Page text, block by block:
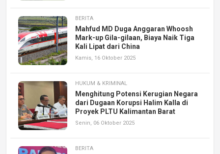
BERITA
Mahfud MD Duga Anggaran Whoosh
Mark-up Gila-gilaan, Biaya Naik Tiga
Kali Lipat dari China
Kamis, 16 Oktober 2025
HUKUM & KRIMINAL
Menghitung Potensi Kerugian Negara
dari Dugaan Korupsi Halim Kalla di
Proyek PLTU Kalimantan Barat
Senin, 06 Oktober 2025
BERITA